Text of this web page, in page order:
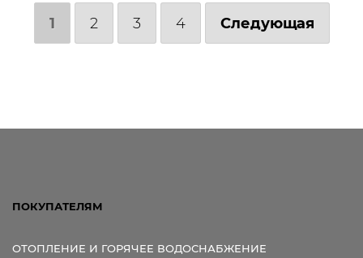
1 2 3 4 Следующая
ПОКУПАТЕЛЯМ
ОТОПЛЕНИЕ И ГОРЯЧЕЕ ВОДОСНАБЖЕНИЕ